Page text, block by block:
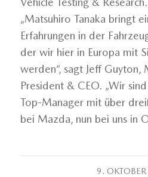
„Matsuhiro Tanaka bringt
Erfahrungen in der
der wir hier in Europa mit
werden“, sagt Jeff
President & CEO. „Wir
Top-Manager mit über
bei Mazda, nun bei uns in
9.